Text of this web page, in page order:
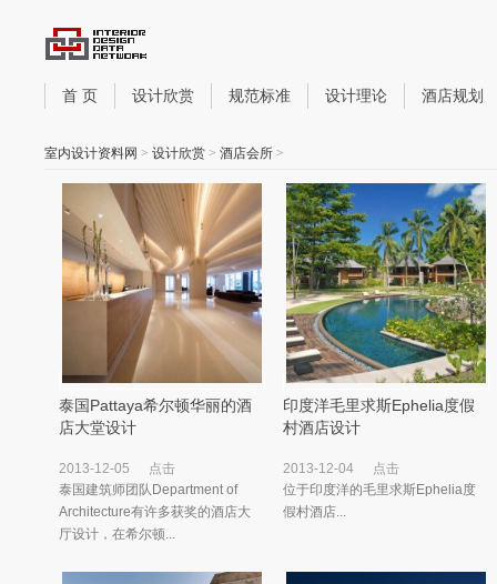
首 页 设计欣赏 规范标准 设计理论 酒店规划
室内设计资料网 > 设计欣赏 > 酒店会所 >
泰国Pattaya希尔顿华丽的酒
店大堂设计
2013-12-05
点击
泰国建筑师团队Department of
Architecture有许多获奖的酒店大
厅设计，在希尔顿...
印度洋毛里求斯Ephelia度假
村酒店设计
2013-12-04
点击
位于印度洋的毛里求斯Ephelia度
假村酒店...